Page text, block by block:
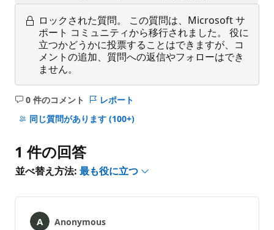
ロックされた質問。
この質問は、Microsoft サ
ポート コミュニティから移行されました。 役に
立つかどうかに投票することはできますが、コ
メントの追加、質問への返信やフォローはでき
ません。
0 件のコメント
コ
メ
は
あ
ま
ん
レポート
同じ質問があります (100+)
1 件の回答
並べ替え方法: 最も役に立つ
Anonymous